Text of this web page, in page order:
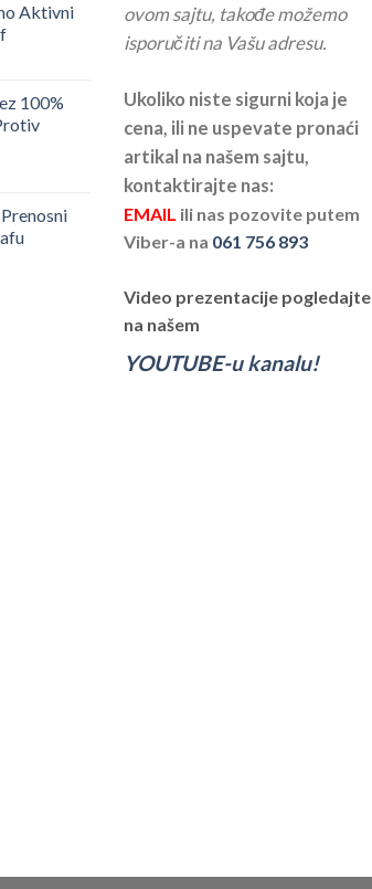
Aktivni
100%
ovom sajtu, takođe možemo
isporučiti na Vašu adresu.
Ukoliko niste sigurni koja je
cena, ili ne uspevate pronaći
artikal na našem sajtu,
kontaktirajte nas:
EMAIL ili nas pozovite putem
Viber-a na 061 756 893
Video prezentacije pogledajte
na našem
YOUTUBE-u kanalu!